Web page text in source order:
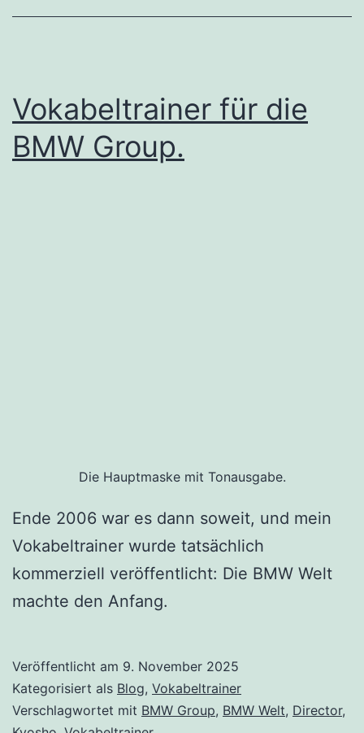
Vokabeltrainer für die
BMW Group.
Die Hauptmaske mit Tonausgabe.
Ende 2006 war es dann soweit, und mein
Vokabeltrainer wurde tatsächlich
kommerziell veröffentlicht: Die BMW Welt
machte den Anfang.
Veröffentlicht am 9. November 2025
Kategorisiert als Blog, Vokabeltrainer
Verschlagwortet mit BMW Group, BMW Welt, Director,